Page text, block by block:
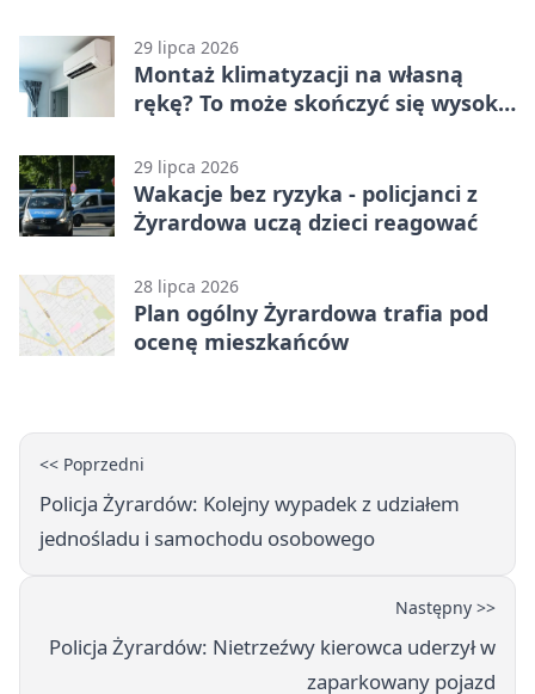
29 lipca 2026
Montaż klimatyzacji na własną
rękę? To może skończyć się wysoką
29 lipca 2026
Wakacje bez ryzyka - policjanci z
Żyrardowa uczą dzieci reagować
28 lipca 2026
Plan ogólny Żyrardowa trafia pod
ocenę mieszkańców
<< Poprzedni
Policja Żyrardów: Kolejny wypadek z udziałem
jednośladu i samochodu osobowego
Następny >>
Policja Żyrardów: Nietrzeźwy kierowca uderzył w
zaparkowany pojazd